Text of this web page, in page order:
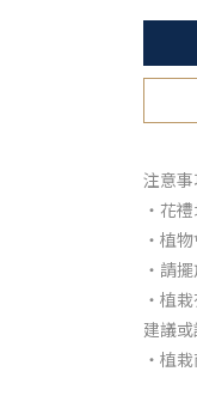
注意
・花
・植
・請
・植
建議
・植